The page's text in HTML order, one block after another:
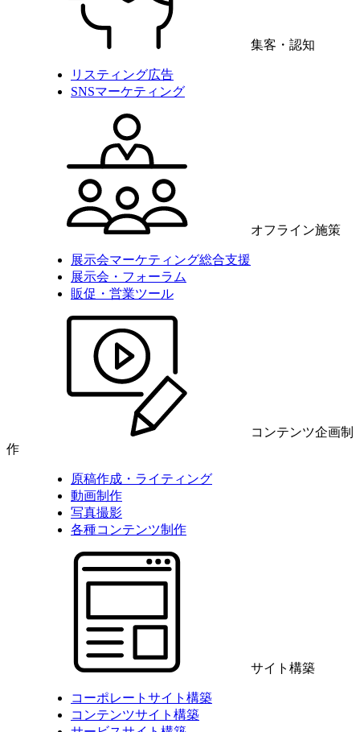
集客・認知
リスティング広告
SNSマーケティング
オフライン施策
展示会マーケティング総合支援
展示会・フォーラム
販促・営業ツール
コンテンツ企画制
作
原稿作成・ライティング
動画制作
写真撮影
各種コンテンツ制作
サイト構築
コーポレートサイト構築
コンテンツサイト構築